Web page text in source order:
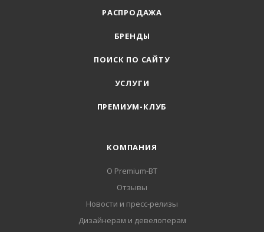
РАСПРОДАЖА
БРЕНДЫ
ПОИСК ПО САЙТУ
УСЛУГИ
ПРЕМИУМ-КЛУБ
КОМПАНИЯ
О Premium-BT
Отзывы
Новости и пресс-релизы
Дизайнерам и девелоперам